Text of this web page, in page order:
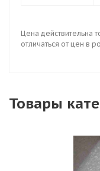
Цена действительна
отличаться от цен в
Товары